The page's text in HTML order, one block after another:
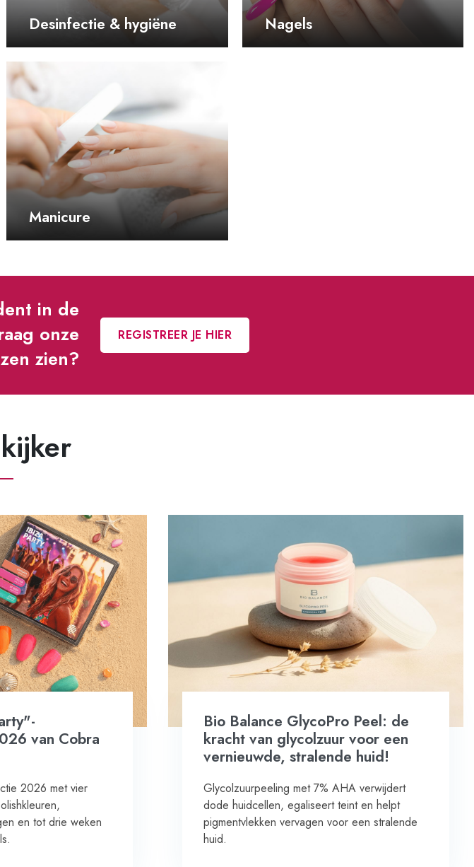
Desinfectie & hygiëne Nagels
Manicure
in de
onze
zien?
REGISTREER JE HIER
van Cobra
2026 met vier
en tot drie weken
Bio Balance GlycoPro Peel: de
kracht van glycolzuur voor een
vernieuwde, stralende huid!
Glycolzuurpeeling met 7% AHA verwijdert
dode huidcellen, egaliseert teint en helpt
pigmentvlekken vervagen voor een stralende
huid.